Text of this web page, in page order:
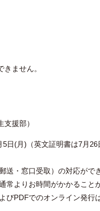
ません。
援部）
(月)（英文証明書は7月26
・窓口受取）の対応がで
よりお時間がかかること
PDFでのオンライン発行